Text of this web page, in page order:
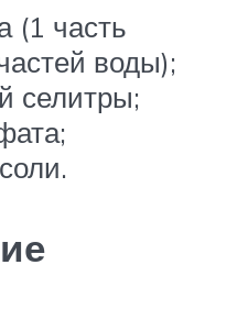
(1 часть
воды);
селитры;